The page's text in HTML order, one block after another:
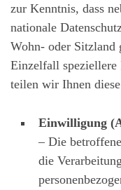
zur Kenntnis, dass
nationale
Wohn- oder Sitzland
Einzelfall speziellere
teilen wir Ihnen
Einwilligung
– Die
die